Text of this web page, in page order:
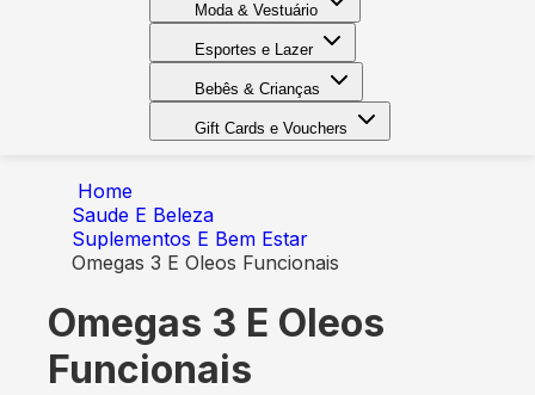
Moda & Vestuário
Esportes e Lazer
Bebês & Crianças
Gift Cards e Vouchers
Home
Saude E Beleza
Suplementos E Bem Estar
Omegas 3 E Oleos Funcionais
Omegas 3 E Oleos
Funcionais